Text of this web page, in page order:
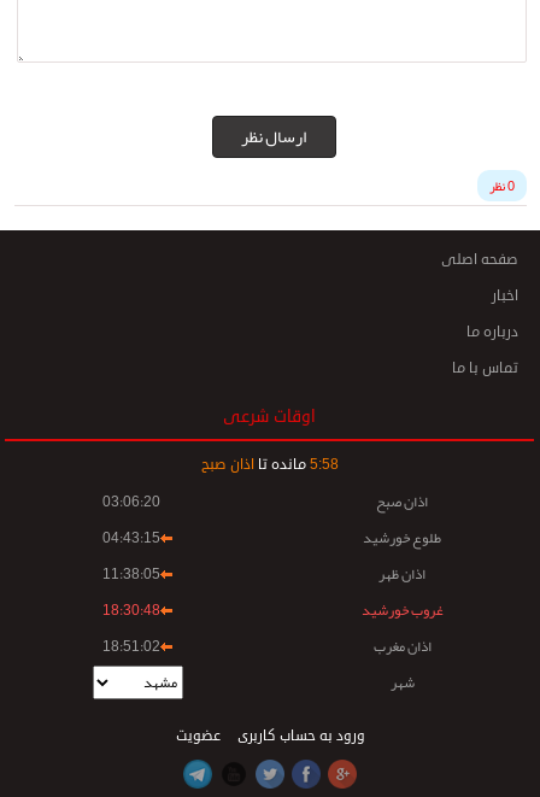
ارسال نظر
0 نظر
صفحه اصلی
اخبار
درباره ما
تماس با ما
اوقات شرعی
5:58 مانده تا اذان صبح
اذان صبح
03:06:20
طلوع خورشید
04:43:15
اذان ظهر
11:38:05
غروب خورشید
18:30:48
اذان مغرب
18:51:02
شهر
عضویت ورود به حساب کاربری